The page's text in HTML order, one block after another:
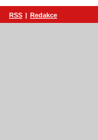
RSS | Redakce